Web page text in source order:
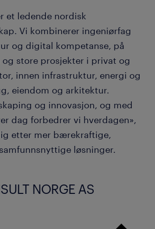
NORGE AS
et ledende nordisk
Vi kombinerer ingeniørfag
og digital kompetanse, på
og store prosjekter i privat og
innen infrastruktur, energi og
eiendom og arkitektur.
og innovasjon, og med
dag forbedrer vi hverdagen»,
etter mer bærekraftige,
løsninger.